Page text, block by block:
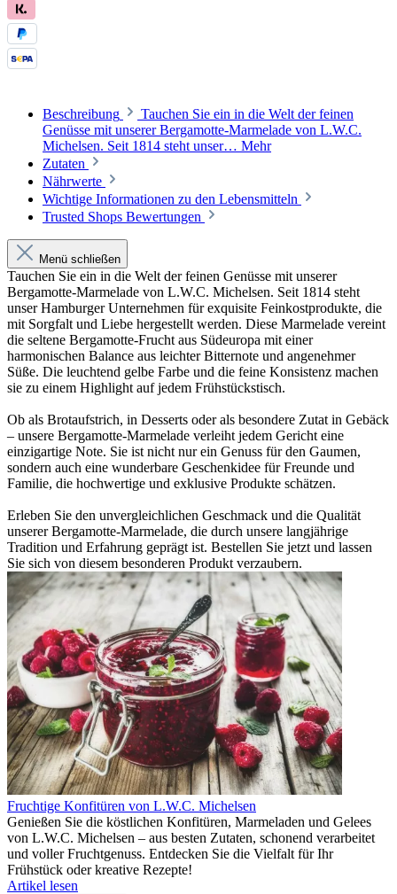
Beschreibung
Tauchen Sie ein in die Welt der feinen
Genüsse mit unserer Bergamotte-Marmelade von L.W.C.
Michelsen. Seit 1814 steht unser… Mehr
Zutaten
Nährwerte
Wichtige Informationen zu den Lebensmitteln
Trusted Shops Bewertungen
Menü schließen
Tauchen Sie ein in die Welt der feinen Genüsse mit unserer
Bergamotte-Marmelade von L.W.C. Michelsen. Seit 1814 steht
unser Hamburger Unternehmen für exquisite Feinkostprodukte, die
mit Sorgfalt und Liebe hergestellt werden. Diese Marmelade vereint
die seltene Bergamotte-Frucht aus Südeuropa mit einer
harmonischen Balance aus leichter Bitternote und angenehmer
Süße. Die leuchtend gelbe Farbe und die feine Konsistenz machen
sie zu einem Highlight auf jedem Frühstückstisch.
Ob als Brotaufstrich, in Desserts oder als besondere Zutat in Gebäck
– unsere Bergamotte-Marmelade verleiht jedem Gericht eine
einzigartige Note. Sie ist nicht nur ein Genuss für den Gaumen,
sondern auch eine wunderbare Geschenkidee für Freunde und
Familie, die hochwertige und exklusive Produkte schätzen.
Erleben Sie den unvergleichlichen Geschmack und die Qualität
unserer Bergamotte-Marmelade, die durch unsere langjährige
Tradition und Erfahrung geprägt ist. Bestellen Sie jetzt und lassen
Sie sich von diesem besonderen Produkt verzaubern.
Fruchtige Konfitüren von L.W.C. Michelsen
Genießen Sie die köstlichen Konfitüren, Marmeladen und Gelees
von L.W.C. Michelsen – aus besten Zutaten, schonend verarbeitet
und voller Fruchtgenuss. Entdecken Sie die Vielfalt für Ihr
Frühstück oder kreative Rezepte!
Artikel lesen